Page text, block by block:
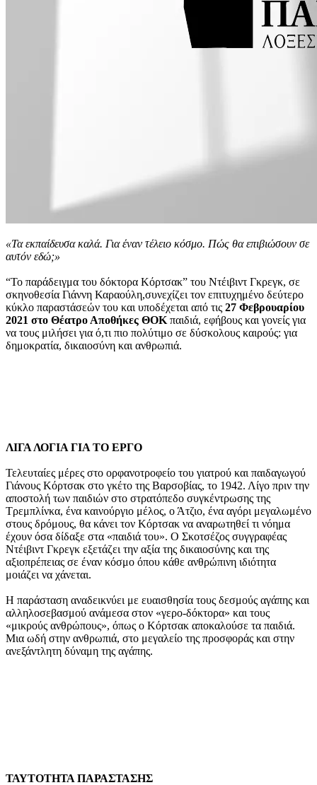
«Τα εκπαίδευσα καλά. Για έναν τέλειο κόσμο. Πώς θα επιβιώσουν σε
αυτόν εδώ;»
“Το παράδειγμα του δόκτορα Κόρτσακ” του Ντέιβιντ Γκρεγκ, σε
σκηνοθεσία Γιάννη Καραούλη,συνεχίζει τον επιτυχημένο δεύτερο
κύκλο παραστάσεών του και υποδέχεται από τις 27 Φεβρουαρίου
2021 στο Θέατρο Αποθήκες ΘΟΚ παιδιά, εφήβους και γονείς για
να τους μιλήσει για ό,τι πιο πολύτιμο σε δύσκολους καιρούς: για
δημοκρατία, δικαιοσύνη και ανθρωπιά.
ΛΙΓΑ ΛΟΓΙΑ ΓΙΑ ΤΟ ΕΡΓΟ
Τελευταίες μέρες στο ορφανοτροφείο του γιατρού και παιδαγωγού
Γιάνους Κόρτσακ στο γκέτο της Βαρσοβίας, το 1942. Λίγο πριν την
αποστολή των παιδιών στο στρατόπεδο συγκέντρωσης της
Τρεμπλίνκα, ένα καινούργιο μέλος, ο Άτζιο, ένα αγόρι μεγαλωμένο
στους δρόμους, θα κάνει τον Κόρτσακ να αναρωτηθεί τι νόημα
έχουν όσα δίδαξε στα «παιδιά του». Ο Σκοτσέζος συγγραφέας
Ντέιβιντ Γκρεγκ εξετάζει την αξία της δικαιοσύνης και της
αξιοπρέπειας σε έναν κόσμο όπου κάθε ανθρώπινη ιδιότητα
μοιάζει να χάνεται.
Η παράσταση αναδεικνύει με ευαισθησία τους δεσμούς αγάπης και
αλληλοσεβασμού ανάμεσα στον «γερο-δόκτορα» και τους
«μικρούς ανθρώπους», όπως ο Κόρτσακ αποκαλούσε τα παιδιά.
Μια ωδή στην ανθρωπιά, στο μεγαλείο της προσφοράς και στην
ανεξάντλητη δύναμη της αγάπης.
ΤΑΥΤΟΤΗΤΑ ΠΑΡΑΣΤΑΣΗΣ